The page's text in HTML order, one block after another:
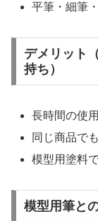
平筆・細筆
デメリット
持ち）
長時間の使
同じ商品で
模型用塗料
模型用筆と